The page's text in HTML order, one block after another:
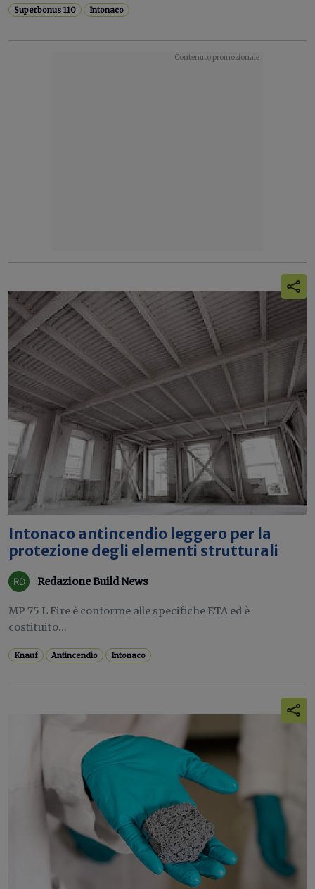
Superbonus 110 Intonaco
Intonaco antincendio leggero per la
protezione degli elementi strutturali
Redazione Build News
MP 75 L Fire è conforme alle specifiche ETA ed è
costituito...
Knauf Antincendio Intonaco